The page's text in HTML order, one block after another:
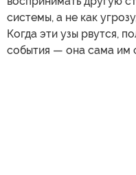
системы, а не как
Когда эти узы рвутся,
события — она сама им